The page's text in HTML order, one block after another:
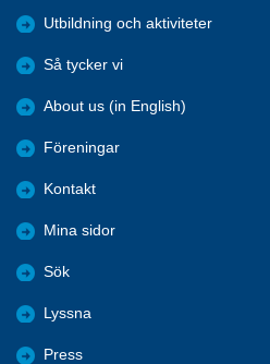
Utbildning och aktiviteter
Så tycker vi
About us (in English)
Föreningar
Kontakt
Mina sidor
Sök
Lyssna
Press